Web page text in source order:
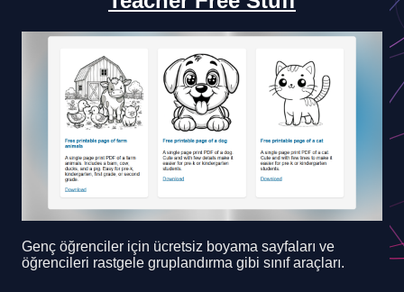
Genç öğrenciler için ücretsiz boyama sayfaları ve
öğrencileri rastgele gruplandırma gibi sınıf araçları.